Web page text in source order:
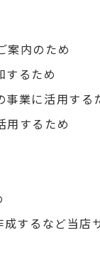
案内のため
するため
業に活用する
用するため
するなど当店